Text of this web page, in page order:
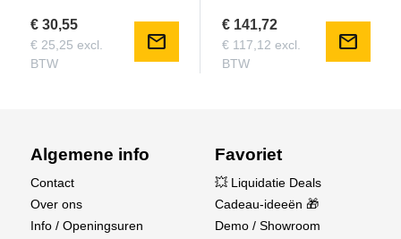
€ 30,55
€ 25,25 excl.
BTW
mail
€ 141,72
€ 117,12 excl.
BTW
mail
Algemene info
Contact
Over ons
Info / Openingsuren
Favoriet
💥 Liquidatie Deals
Cadeau-ideeën 🎁
Demo / Showroom